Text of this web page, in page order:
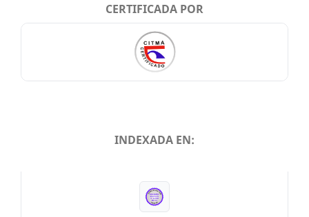
CERTIFICADA POR
INDEXADA EN: